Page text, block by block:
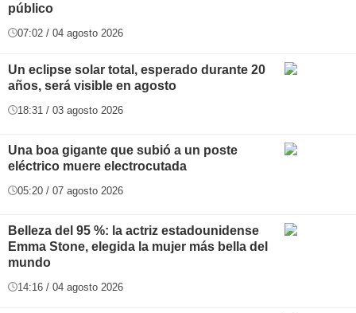
público
07:02 / 04 agosto 2026
Un eclipse solar total, esperado durante 20
años, será visible en agosto
18:31 / 03 agosto 2026
Una boa gigante que subió a un poste
eléctrico muere electrocutada
05:20 / 07 agosto 2026
Belleza del 95 %: la actriz estadounidense
Emma Stone, elegida la mujer más bella del
mundo
14:16 / 04 agosto 2026